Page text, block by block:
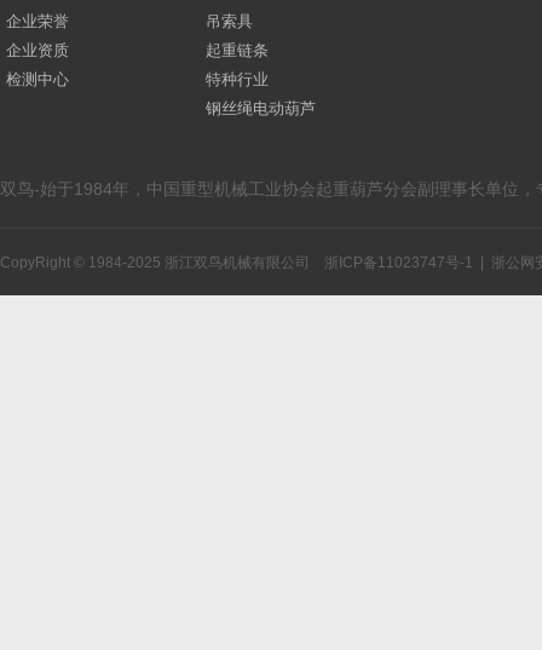
企业荣誉
企业资质
检测中心
吊索具
起重链条
特种行业
钢丝绳电动葫芦
双鸟-始于1984年，中国重型机械工业协会起重葫芦分会副理事长单位
CopyRight © 1984-2025 浙江双鸟机械有限公司 浙ICP备11023747号-1 浙公网